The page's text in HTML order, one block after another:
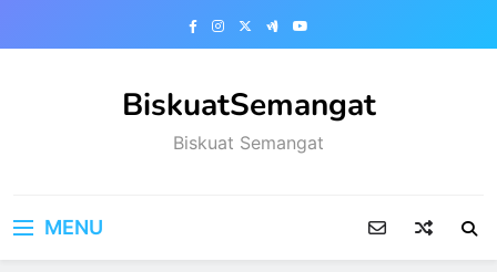
BiskuatSemangat
Biskuat Semangat
MENU